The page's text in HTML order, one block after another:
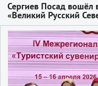
Сергиев Посад вошëл
«Великий Русский
2